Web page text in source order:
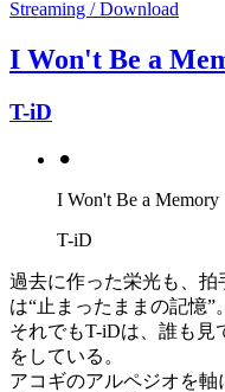
Streaming / Download
I Won't Be a
T-iD
⚫︎
I Won't Be a Memory
T-iD
過去に作った栄光も、拍
は“止まったままの記憶”。
それでもT-iDは、誰も見
をしている。
アコギのアルペジオを